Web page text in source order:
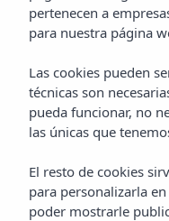
HABITACIONES
pertenecen a
para nuestra página
Las cookies pueden
técnicas son
pueda funcionar, no
las únicas que
El resto de cookies
para personalizarla
poder mostrarle